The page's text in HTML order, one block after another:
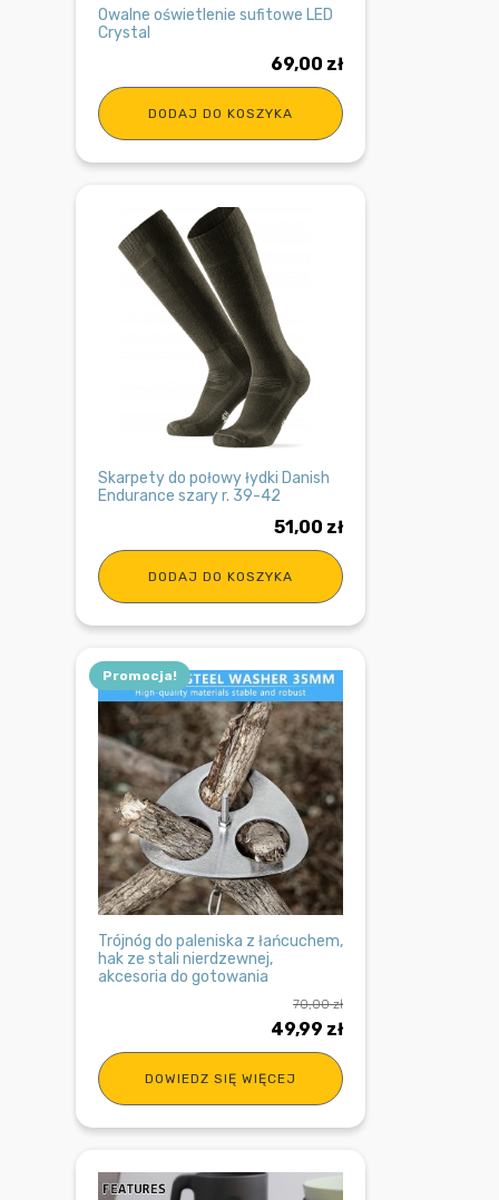
Owalne oświetlenie sufitowe LED
Crystal
69,00 zł
DODAJ DO KOSZYKA
Skarpety do połowy łydki Danish
Endurance szary r. 39-42
51,00 zł
DODAJ DO KOSZYKA
Promocja!
Trójnóg do paleniska z łańcuchem,
hak ze stali nierdzewnej,
akcesoria do gotowania
70,00zł
Pierwotna
cena
wynosiła:
70,00 zł.
49,99 złAktualna
wynosi:
DOWIEDZ SIĘ WIĘCEJ